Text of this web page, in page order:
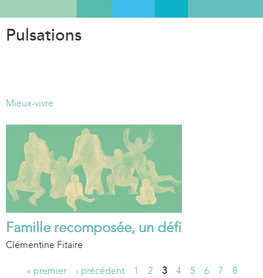
Pulsations
Mieux-vivre
Famille recomposée, un défi
Clémentine Fitaire
« premier ‹ précédent 1 2 3 4 5 6 7
8